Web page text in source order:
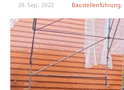
28. Sep.. 2022 Baustellenführung,